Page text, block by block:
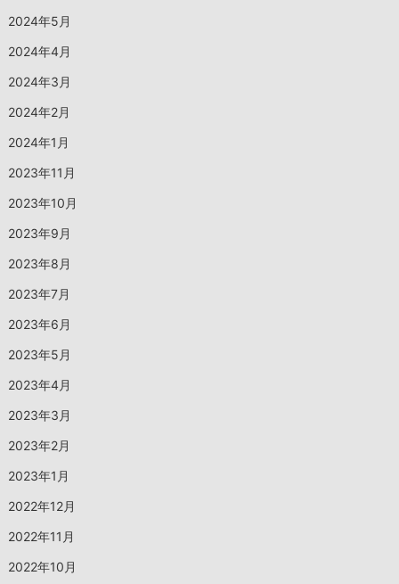
2024年5月
2024年4月
2024年3月
2024年2月
2024年1月
2023年11月
2023年10月
2023年9月
2023年8月
2023年7月
2023年6月
2023年5月
2023年4月
2023年3月
2023年2月
2023年1月
2022年12月
2022年11月
2022年10月